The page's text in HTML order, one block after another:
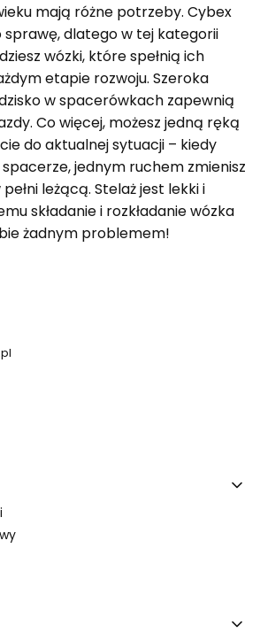
mają różne potrzeby. Cybex
sprawę, dlatego w tej kategorii
wózki, które spełnią ich
etapie rozwoju. Szeroka
w spacerówkach zapewnią
Co więcej, możesz jedną ręką
do aktualnej sytuacji – kiedy
jednym ruchem zmienisz
leżącą. Stelaż jest lekki i
składanie i rozkładanie wózka
żadnym problemem!